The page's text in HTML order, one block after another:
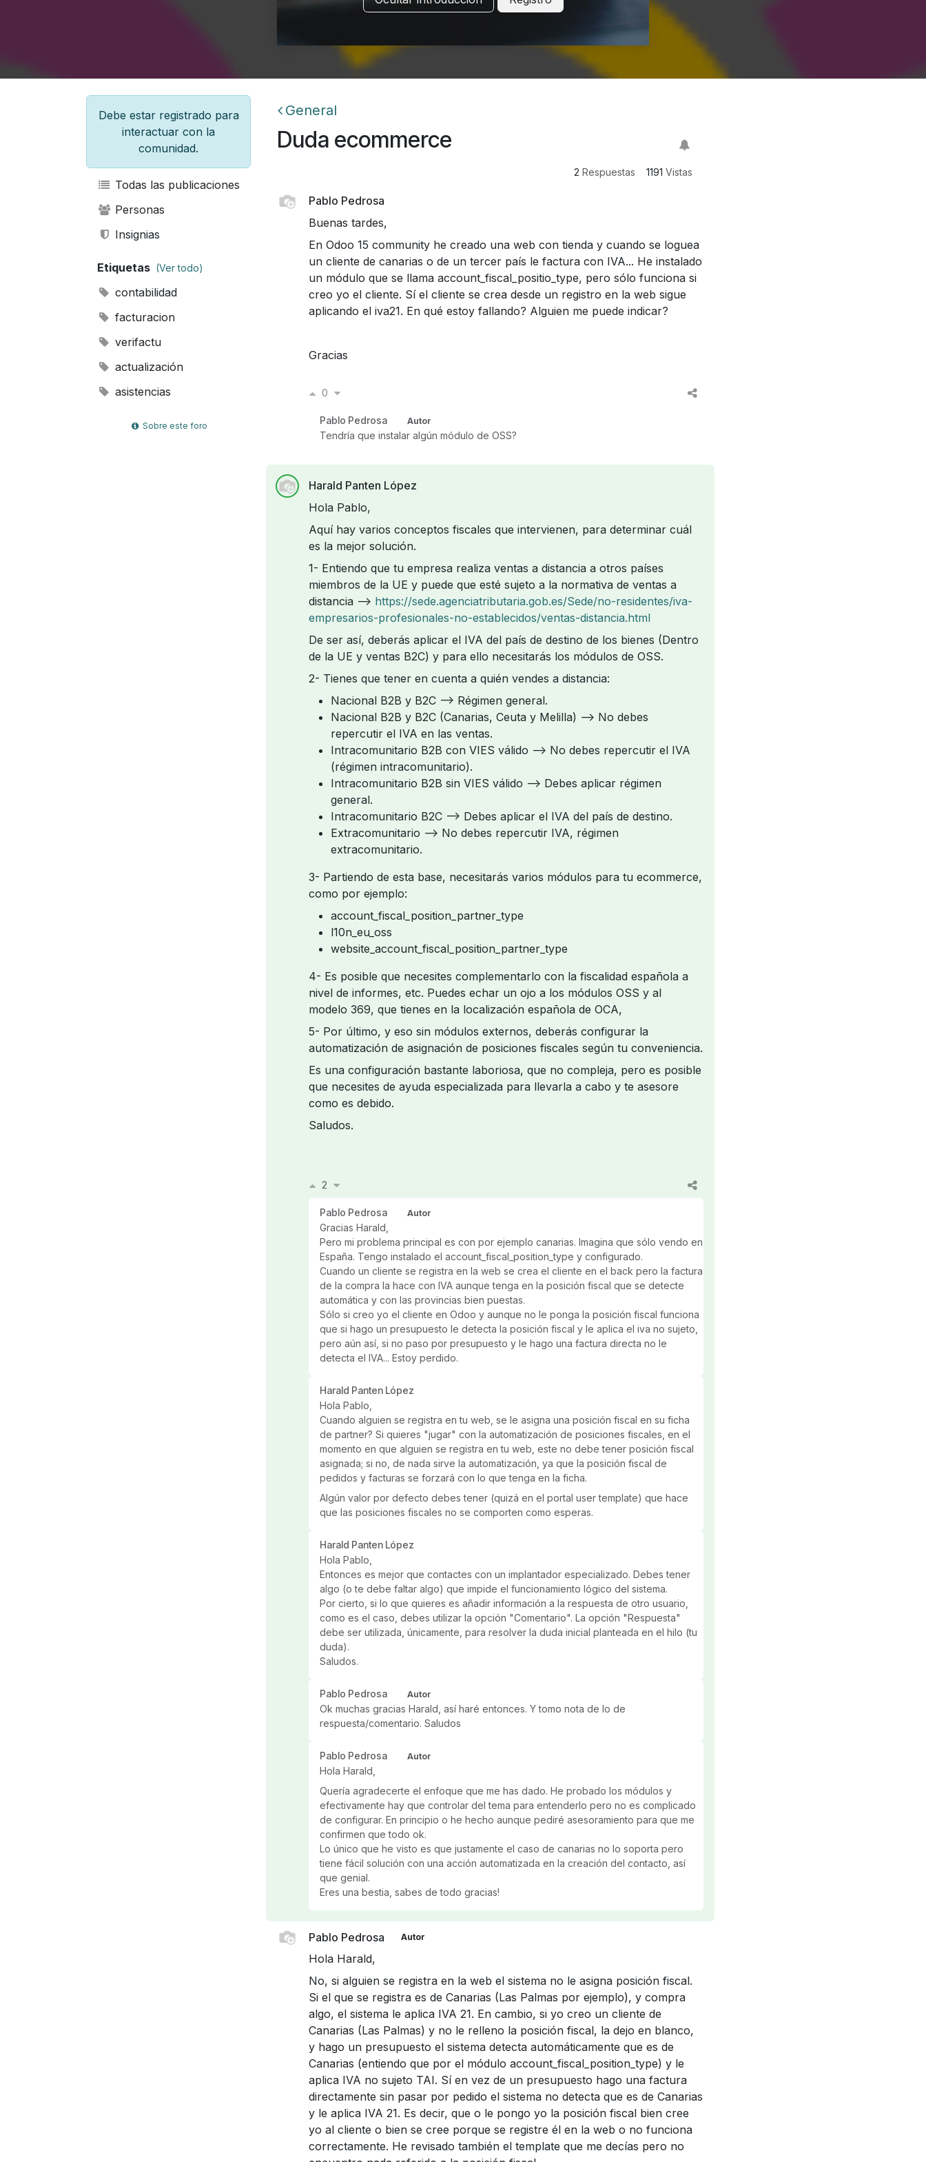
Debe estar registrado para
interactuar con la
comunidad.
Todas las publicaciones
Personas
Insignias
Etiquetas (Ver todo)
contabilidad
facturacion
verifactu
actualización
asistencias
Sobre este foro
General
Duda ecommerce
2 Respuestas 1191 Vistas
Pablo Pedrosa
Buenas tardes,
En Odoo 15 community he creado una web con tienda y cuando se loguea
un cliente de canarias o de un tercer país le factura con IVA... He instalado
un módulo que se llama account_fiscal_positio_type, pero sólo funciona si
creo yo el cliente. Sí el cliente se crea desde un registro en la web sigue
aplicando el iva21. En qué estoy fallando? Alguien me puede indicar?
Gracias
0
Pablo Pedrosa Autor
Tendría que instalar algún módulo de OSS?
Harald Panten López
Hola Pablo,
Aquí hay varios conceptos fiscales que intervienen, para determinar cuál
es la mejor solución.
1- Entiendo que tu empresa realiza ventas a distancia a otros países
miembros de la UE y puede que esté sujeto a la normativa de ventas a
distancia --> https://sede.agenciatributaria.gob.es/Sede/no-residentes/iva-
empresarios-profesionales-no-establecidos/ventas-distancia.html
De ser así, deberás aplicar el IVA del país de destino de los bienes (Dentro
de la UE y ventas B2C) y para ello necesitarás los módulos de OSS.
2- Tienes que tener en cuenta a quién vendes a distancia:
Nacional B2B y B2C --> Régimen general.
Nacional B2B y B2C (Canarias, Ceuta y Melilla) --> No debes
repercutir el IVA en las ventas.
Intracomunitario B2B con VIES válido --> No debes repercutir el IVA
(régimen intracomunitario).
Intracomunitario B2B sin VIES válido --> Debes aplicar régimen
general.
Intracomunitario B2C --> Debes aplicar el IVA del país de destino.
Extracomunitario --> No debes repercutir IVA, régimen
extracomunitario.
3- Partiendo de esta base, necesitarás varios módulos para tu ecommerce,
como por ejemplo:
account_fiscal_position_partner_type
l10n_eu_oss
website_account_fiscal_position_partner_type
4- Es posible que necesites complementarlo con la fiscalidad española a
nivel de informes, etc. Puedes echar un ojo a los módulos OSS y al
modelo 369, que tienes en la localización española de OCA,
5- Por último, y eso sin módulos externos, deberás configurar la
automatización de asignación de posiciones fiscales según tu conveniencia.
Es una configuración bastante laboriosa, que no compleja, pero es posible
que necesites de ayuda especializada para llevarla a cabo y te asesore
como es debido.
Saludos.
2
Pablo Pedrosa Autor
Gracias Harald,
Pero mi problema principal es con por ejemplo canarias. Imagina que sólo vendo en
España. Tengo instalado el account_fiscal_position_type y configurado.
Cuando un cliente se registra en la web se crea el cliente en el back pero la factura
de la compra la hace con IVA aunque tenga en la posición fiscal que se detecte
automática y con las provincias bien puestas.
Sólo si creo yo el cliente en Odoo y aunque no le ponga la posición fiscal funciona
que si hago un presupuesto le detecta la posición fiscal y le aplica el iva no sujeto,
pero aún así, si no paso por presupuesto y le hago una factura directa no le
detecta el IVA... Estoy perdido.
Harald Panten López
Hola Pablo,
Cuando alguien se registra en tu web, se le asigna una posición fiscal en su ficha
de partner? Si quieres "jugar" con la automatización de posiciones fiscales, en el
momento en que alguien se registra en tu web, este no debe tener posición fiscal
asignada; si no, de nada sirve la automatización, ya que la posición fiscal de
pedidos y facturas se forzará con lo que tenga en la ficha.
Algún valor por defecto debes tener (quizá en el portal user template) que hace
que las posiciones fiscales no se comporten como esperas.
Harald Panten López
Hola Pablo,
Entonces es mejor que contactes con un implantador especializado. Debes tener
algo (o te debe faltar algo) que impide el funcionamiento lógico del sistema.
Por cierto, si lo que quieres es añadir información a la respuesta de otro usuario,
como es el caso, debes utilizar la opción "Comentario". La opción "Respuesta"
debe ser utilizada, únicamente, para resolver la duda inicial planteada en el hilo (tu
duda).
Saludos.
Pablo Pedrosa Autor
Ok muchas gracias Harald, así haré entonces. Y tomo nota de lo de
respuesta/comentario. Saludos
Pablo Pedrosa Autor
Hola Harald,
Quería agradecerte el enfoque que me has dado. He probado los módulos y
efectivamente hay que controlar del tema para entenderlo pero no es complicado
de configurar. En principio o he hecho aunque pediré asesoramiento para que me
confirmen que todo ok.
Lo único que he visto es que justamente el caso de canarias no lo soporta pero
tiene fácil solución con una acción automatizada en la creación del contacto, así
que genial.
Eres una bestia, sabes de todo gracias!
Pablo Pedrosa Autor
Hola Harald,
No, si alguien se registra en la web el sistema no le asigna posición fiscal.
Si el que se registra es de Canarias (Las Palmas por ejemplo), y compra
algo, el sistema le aplica IVA 21. En cambio, si yo creo un cliente de
Canarias (Las Palmas) y no le relleno la posición fiscal, la dejo en blanco,
y hago un presupuesto el sistema detecta automáticamente que es de
Canarias (entiendo que por el módulo account_fiscal_position_type) y le
aplica IVA no sujeto TAI. Sí en vez de un presupuesto hago una factura
directamente sin pasar por pedido el sistema no detecta que es de Canarias
y le aplica IVA 21. Es decir, que o le pongo yo la posición fiscal bien cree
yo al cliente o bien se cree porque se registre él en la web o no funciona
correctamente. He revisado también el template que me decías pero no